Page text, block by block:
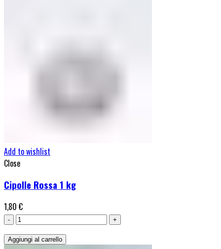
Add to wishlist
Close
Cipolle Rossa 1 kg
1,80 €
Cipolle
1
Aggiungi al carrello